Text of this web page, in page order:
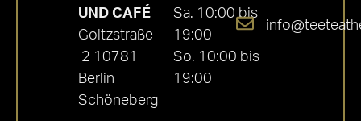
UND CAFÉ
Goltzstraße
2 10781
Berlin
Schöneberg
Sa. 10:00 bis
19:00
So. 10:00 bis
19:00